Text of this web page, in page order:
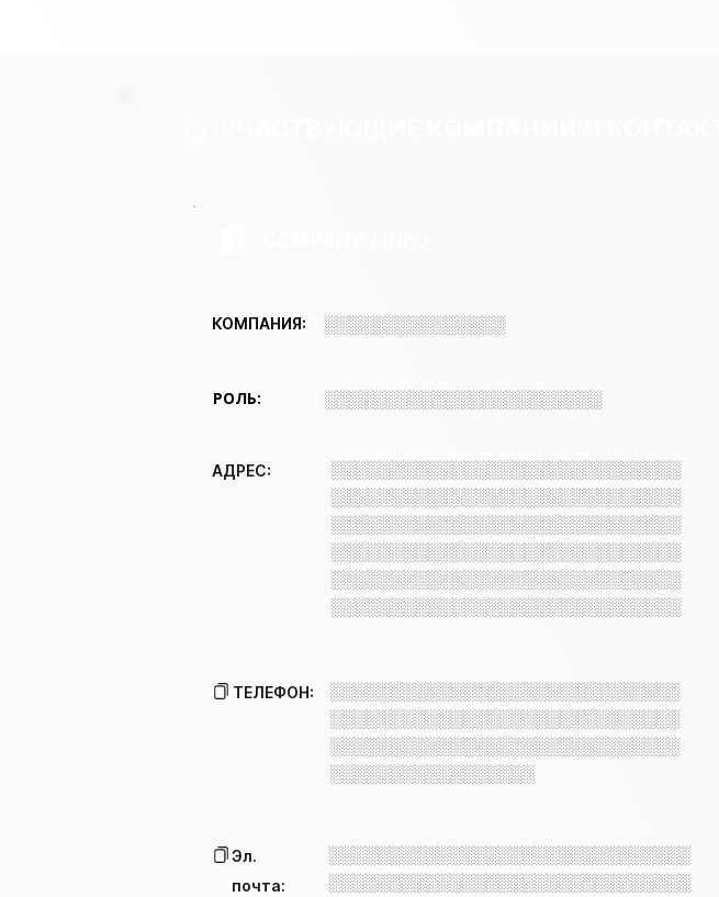
КОМПАНИЯ: ░░░░░░░░░░░░░░░
РОЛЬ: ░░░░░░░░░░░░░░░░░░░░░░░
АДРЕС:
░░░░░░░░░░░░░░░░░░░░░░░░░░░░░
░░░░░░░░░░░░░░░░░░░░░░░░░░░░░
░░░░░░░░░░░░░░░░░░░░░░░░░░░░░
░░░░░░░░░░░░░░░░░░░░░░░░░░░░░
░░░░░░░░░░░░░░░░░░░░░░░░░░░░░
░░░░░░░░░░░░░░░░░░░░░░░░░░░░░
ТЕЛЕФОН:
░░░░░░░░░░░░░░░░░░░░░░░░░░░░░
░░░░░░░░░░░░░░░░░░░░░░░░░░░░░
░░░░░░░░░░░░░░░░░░░░░░░░░░░░░
░░░░░░░░░░░░░░░░░
Эл.
почта:
░░░░░░░░░░░░░░░░░░░░░░░░░░░░░░
░░░░░░░░░░░░░░░░░░░░░░░░░░░░░░